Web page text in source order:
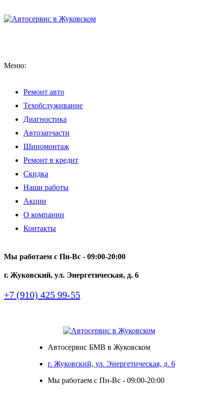
Меню:
Ремонт авто
Техобслуживание
Диагностика
Автозапчасти
Шиномонтаж
Ремонт в кредит
Скидка
Наши работы
Акции
О компании
Контакты
Мы работаем с Пн-Вc - 09:00-20:00
г. Жуковский, ул. Энергетическая, д. 6
+7 (910) 425 99-55
Автосервис БМВ в Жуковском
г. Жуковский, ул. Энергетическая, д. 6
Мы работаем с Пн-Вc - 09:00-20:00